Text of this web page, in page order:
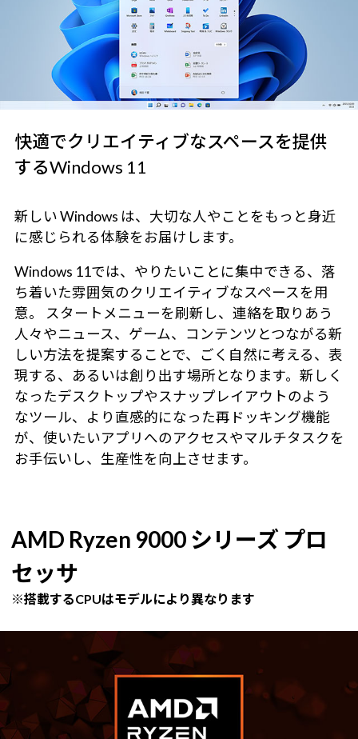
快適でクリエイティブなスペースを提供
するWindows 11
新しい Windows は、大切な人やことをもっと身近
に感じられる体験をお届けします。
Windows 11では、やりたいことに集中できる、落
ち着いた雰囲気のクリエイティブなスペースを用
意。 スタートメニューを刷新し、連絡を取りあう
人々やニュース、ゲーム、コンテンツとつながる新
しい方法を提案することで、ごく自然に考える、表
現する、あるいは創り出す場所となります。新しく
なったデスクトップやスナップレイアウトのよう
なツール、より直感的になった再ドッキング機能
が、使いたいアプリへのアクセスやマルチタスクを
お手伝いし、生産性を向上させます。
AMD Ryzen 9000 シリーズ プロ
セッサ
※搭載するCPUはモデルにより異なります